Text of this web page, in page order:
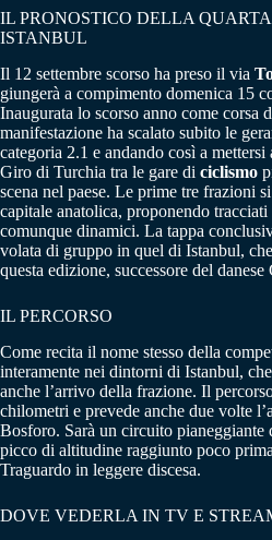
IL PRONOSTICO DELLA
ISTANBUL
Il 12 settembre scorso ha preso il via
giungerà a compimento domenica 15
Inaugurata lo scorso anno come corsa
manifestazione ha scalato subito le
categoria 2.1 e andando così a
Giro di Turchia tra le gare di ciclismo
scena nel paese. Le prime tre frazioni
capitale anatolica, proponendo
comunque dinamici. La tappa
volata di gruppo in quel di Istanbul,
questa edizione, successore del danese
IL PERCORSO
Come recita il nome stesso della
interamente nei dintorni di Istanbul,
anche l’arrivo della frazione. Il
chilometri e prevede anche due volte
Bosforo. Sarà un circuito pianeggiante
picco di altitudine raggiunto poco
Traguardo in leggere discesa.
DOVE VEDERLA IN TV E